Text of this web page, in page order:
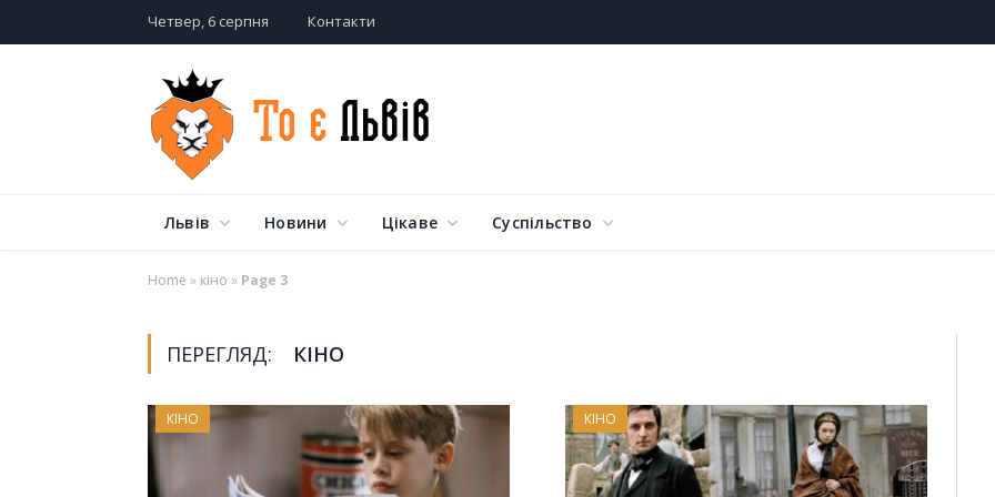
Четвер, 6 серпня Контакти
Львів Новини Цікаве Суспільство
Home » кіно » Page 3
ПЕРЕГЛЯД: КІНО
КІНО КІНО